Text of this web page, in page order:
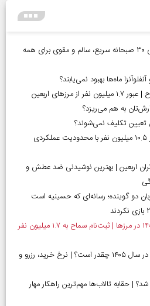
صبحانه چی درست کنم؟ معرفی ۳۰ صبحانه سریع، سالم و مقوی برای همه
ماه‌ها بهبود نمی‌یابند؟
به هم می‌ریزد؟
تعیین تکلیف نمی‌شوند؟
آمار معلولیت در ایران | بیش از ۱۰.۵ میلیون نفر با محدودیت عملکردی
اربعین | بهترین نوشیدنی ضد عطش و
زبان دو گوینده؛ رسانه‌ای که حسینیه است
آغاز رسمی برنامه‌های اربعین ۱۴۰۵ در مرز‌ها | ثبت‌نام سماح به ۱.۷ میلیون نفر
قیمت قبر در بهشت زهرا (س) در سال ۱۴۰۵ چقدر است؟ | نرخ خرید، رزرو و
| حقابه تالاب‌ها مهم‌ترین راهکار مهار